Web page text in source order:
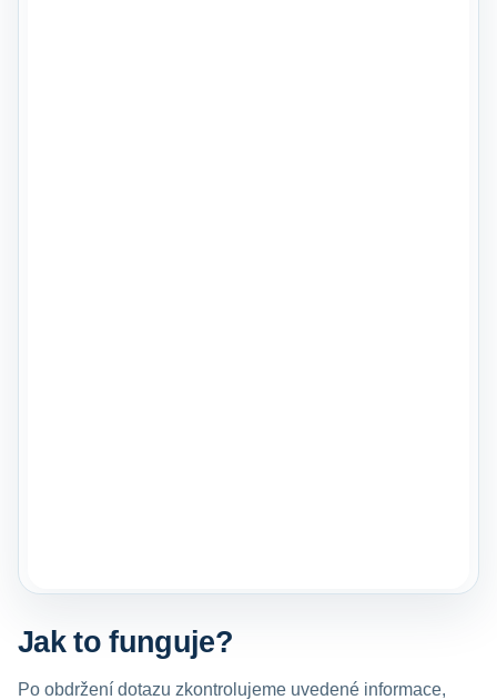
Jak to funguje?
Po obdržení dotazu zkontrolujeme uvedené informace,